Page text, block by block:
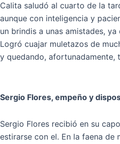
Calita saludó al cuarto de la
aunque con inteligencia y
un brindis a unas amistades,
Logró cuajar muletazos de
y quedando, afortunadamente,
Sergio Flores, empeño y
Sergio Flores recibió en su
estirarse con el. En la faena